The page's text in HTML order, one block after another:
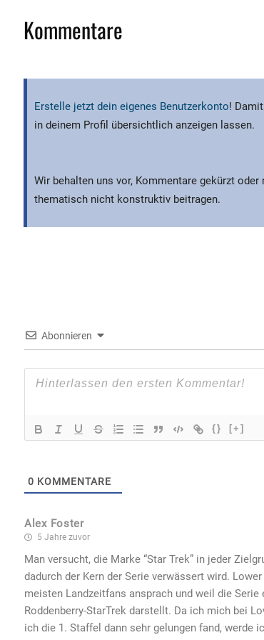
Kommentare
Erstelle jetzt dein eigenes Benutzerkonto!
in deinem Profil übersichtlich anzeigen lassen.
Wir behalten uns vor, Kommentare gekürzt
thematisch nicht konstruktiv beitragen.
Abonnieren
{} [+]
0 KOMMENTARE
Alex Foster
5 Jahre zuvor
Man versucht, die Marke “Star Trek” in jeder
dadurch der Kern der Serie verwässert wird.
meisten Landzeitfans ansprach und weil die
Roddenberry-StarTrek darstellt. Da ich mich bei
ich die 1. Staffel dann sehr gelungen fand,